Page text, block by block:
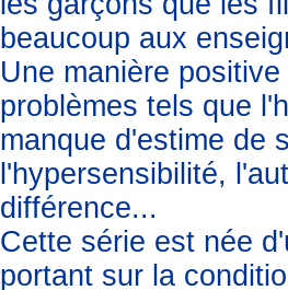
beaucoup aux
Une manière
problèmes tels que
manque d'estime de
l'hypersensibilité,
différence...
Cette série est née
portant sur la